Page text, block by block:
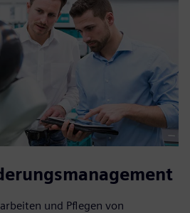
und Pflegen von